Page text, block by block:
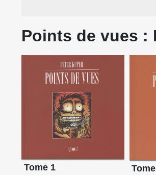
Points de vues :
Tome 1